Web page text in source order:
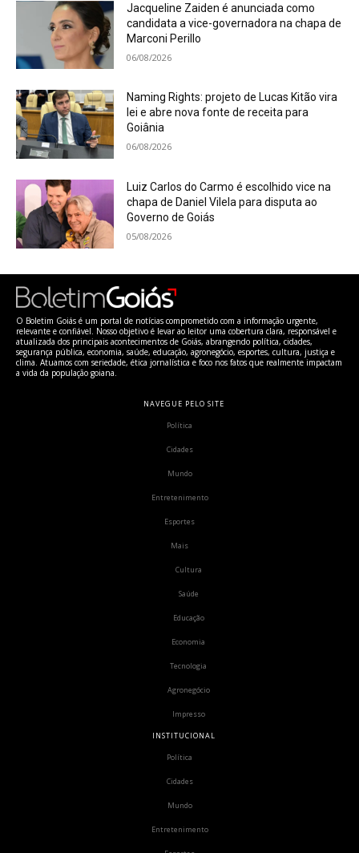
Jacqueline Zaiden é anunciada como
candidata a vice-governadora na chapa de
Marconi Perillo
06/08/2026
Naming Rights: projeto de Lucas Kitão vira
lei e abre nova fonte de receita para
Goiânia
06/08/2026
Luiz Carlos do Carmo é escolhido vice na
chapa de Daniel Vilela para disputa ao
Governo de Goiás
05/08/2026
O Boletim Goiás é um portal de notícias comprometido com a informação urgente,
relevante e confiável. Nosso objetivo é levar ao leitor uma cobertura clara, responsável e
atualizada dos principais acontecimentos de Goiás, abrangendo política, cidades,
segurança pública, economia, saúde, educação, agronegócio, esportes, cultura, justiça e
clima. Atuamos com seriedade, ética jornalística e foco nos fatos que realmente impactam
a vida da população goiana.
NAVEGUE PELO SITE
Política
Cidades
Mundo
Entretenimento
Esportes
Mais
Cultura
Saúde
Educação
Economia
Tecnologia
Agronegócio
Impresso
INSTITUCIONAL
Política
Cidades
Mundo
Entretenimento